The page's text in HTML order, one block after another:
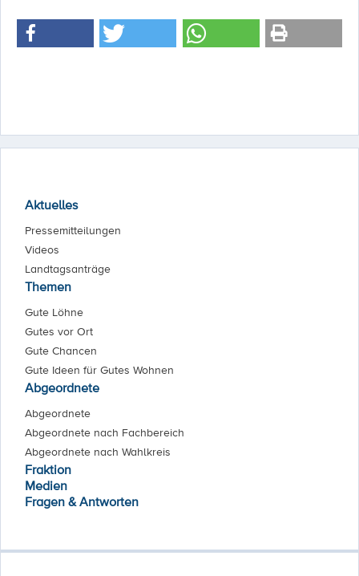
Aktuelles
Pressemitteilungen
Videos
Landtagsanträge
Themen
Gute Löhne
Gutes vor Ort
Gute Chancen
Gute Ideen für Gutes Wohnen
Abgeordnete
Abgeordnete
Abgeordnete nach Fachbereich
Abgeordnete nach Wahlkreis
Fraktion
Medien
Fragen & Antworten